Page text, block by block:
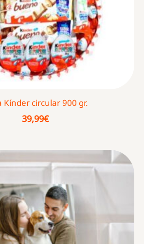
Kínder circular 900 gr.
39,99€